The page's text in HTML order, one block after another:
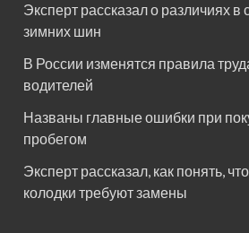
Эксперт рассказал о различиях в
зимних шин
В России изменятся правила
водителей
Названы главные ошибки при
пробегом
Эксперт рассказал, как понять,
колодки требуют замены